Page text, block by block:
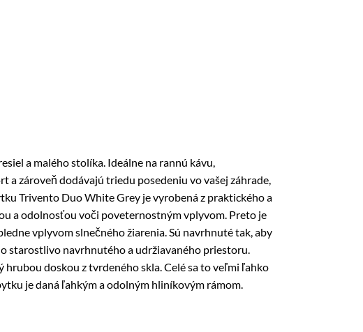
a malého stolíka. Ideálne na rannú kávu,
zároveň dodávajú triedu posedeniu vo vašej záhrade,
Trivento Duo White Grey je vyrobená z praktického a
a odolnosťou voči poveternostným vplyvom. Preto je
vplyvom slnečného žiarenia. Sú navrhnuté tak, aby
starostlivo navrhnutého a udržiavaného priestoru.
doskou z tvrdeného skla. Celé sa to veľmi ľahko
je daná ľahkým a odolným hliníkovým rámom.